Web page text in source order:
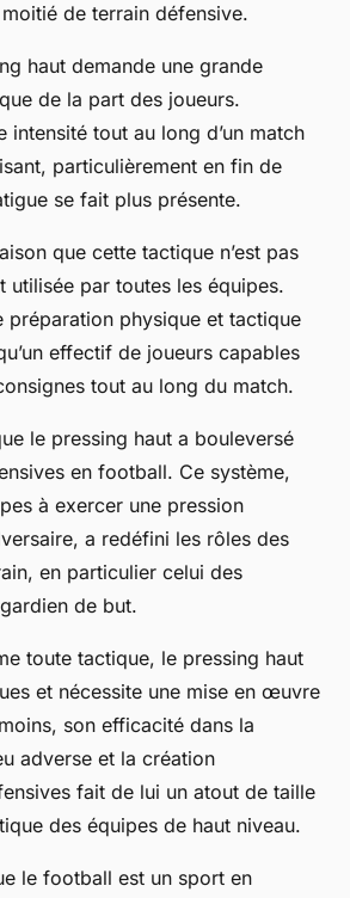
de terrain défensive.
haut demande une grande
de la part des joueurs.
intensité tout au long d’un match
particulièrement en fin de
se fait plus présente.
que cette tactique n’est pas
utilisée par toutes les équipes.
préparation physique et tactique
effectif de joueurs capables
tout au long du match.
le pressing haut a bouleversé
en football. Ce système,
à exercer une pression
a redéfini les rôles des
en particulier celui des
de but.
toute tactique, le pressing haut
et nécessite une mise en œuvre
son efficacité dans la
adverse et la création
fait de lui un atout de taille
des équipes de haut niveau.
le football est un sport en